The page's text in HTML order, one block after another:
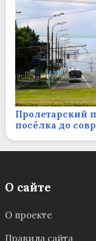
Пролетарский
посёлка до
О сайте
О проекте
Правила сайта